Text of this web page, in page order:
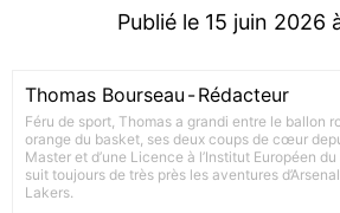
Publié le 15 juin 2026
Thomas Bourseau -Rédacteur
Féru de sport, Thomas a grandi entre le ballon
orange du basket, ses deux coups de cœur
Master et d’une Licence à l’Institut Européen
suit toujours de très près les aventures
Lakers.